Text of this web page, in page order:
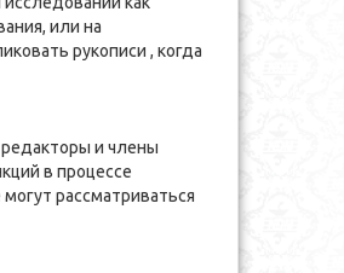
или на
рукописи , когда
редакторы и члены
в процессе
рассматриваться